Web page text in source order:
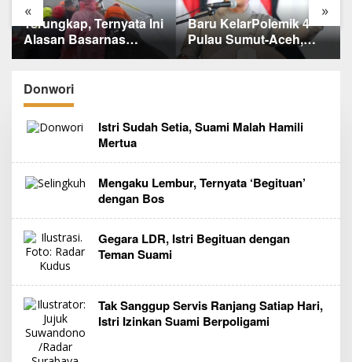
« »
Terungkap, Ternyata Ini
Alasan Basarnas
Evakuasi Juliana
Helikopter
Baru KelarPolemik 4
Pulau Sumut-Aceh,
Muncul Klaim 43 Pulau
Donwori
Istri Sudah Setia, Suami Malah Hamili
Mertua
Mengaku Lembur, Ternyata ‘Begituan’
dengan Bos
Gegara LDR, Istri Begituan dengan
Teman Suami
Tak Sanggup Servis Ranjang Satiap Hari,
Istri Izinkan Suami Berpoligami